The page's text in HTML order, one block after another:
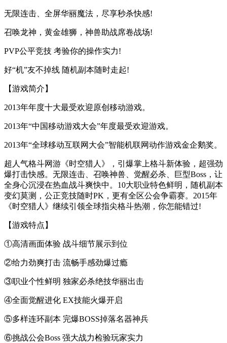
无限连击、全屏华丽魔法，尽享秒杀快感!
召唤龙神，黄金雄狮，神兽助战席卷战场!
PVP公平竞技 考验你的操作实力!
好“机”友不掉线 随机副本随时走起!
【游戏简介】
2013年年度十大最受欢迎原创移动游戏。
2013年“中国移动游戏大会”年度最受欢迎游戏。
2013年“全球移动互联网大会”智能机联网动作游戏金企鹅奖。
超人气格斗网游《时空猎人》，引爆掌上格斗新体验，超强劲
爆打击快感。无限连击、召唤神兽、觉醒必杀、巨型Boss，让
全身心沉浸在热血战斗爽快中。10大职业特色鲜明，随机副本
变幻莫测，公正竞技随时PK，更有全区公会争霸赛。2015年
《时空猎人》继续引领全球指尖格斗热潮，你怎能错过!
【游戏特点】
①高清画面体验 战斗细节展示到位
②给力劲爽打击 流畅手感劲爆过瘾
③职业个性鲜明 独家必杀绝技华丽出击
④全面觉醒进化 EX技能火爆开启
⑤多样连环副本 完爆BOSS掉落名器神兵
⑥挑战公会Boss 强大战力检验玩家实力